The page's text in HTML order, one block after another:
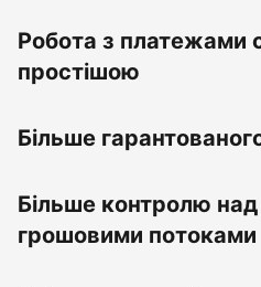
Робота з платежами
простішою
Більше
Більше контролю
грошовими потоками